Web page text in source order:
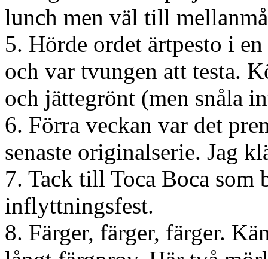
lunch men väl till
5. Hörde ordet ärtpesto i
och var tvungen att testa.
och jättegrönt (men snåla
6. Förra veckan var det
senaste originalserie. Jag
7. Tack till Toca Boca
inflyttningsfest.
8. Färger, färger, färger.